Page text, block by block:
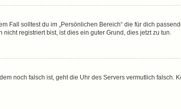
Fall solltest du im „Persönlichen Bereich“ die für dich
registriert bist, ist dies ein guter Grund, dies jetzt zu tun.
noch falsch ist, geht die Uhr des Servers vermutlich falsch.